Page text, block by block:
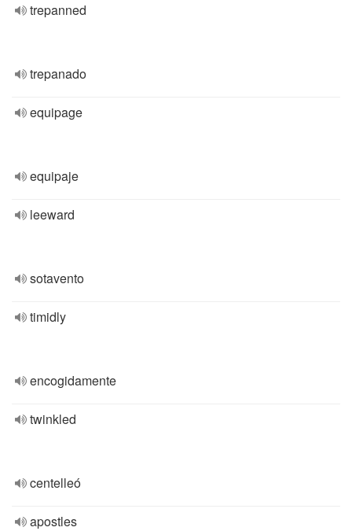
trepanned
trepanado
equipage
equipaje
leeward
sotavento
timidly
encogidamente
twinkled
centelleó
apostles